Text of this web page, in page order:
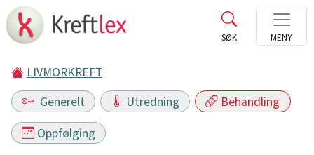
LIVMORKREFT
Generelt
Utredning Behandling
Oppfølging